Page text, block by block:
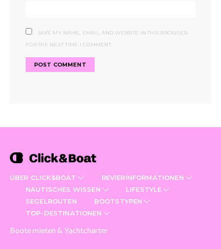
SAVE MY NAME, EMAIL, AND WEBSITE IN THIS BROWSER
FOR THE NEXT TIME I COMMENT.
ÜBER CLICK&BOAT
REVIERINFORMATIONEN
NAUTISCHES WISSEN
LIFESTYLE
SEGELROUTEN
BOOTSTYPEN
TOP-DESTINATIONEN
Boote mieten & Yachtcharter